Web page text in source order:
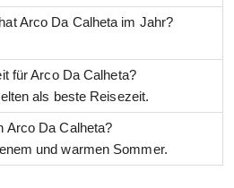
Arco Da Calheta im Jahr?
für Arco Da Calheta?
als beste Reisezeit.
Arco Da Calheta?
und warmen Sommer.